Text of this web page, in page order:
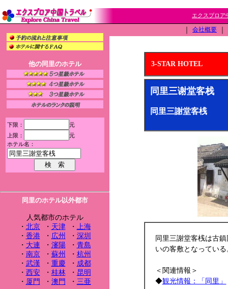
エクスプロア
他の同里のホテル
下限：
元
上限：
元
ホテル名：
同里のホテル以外都市
人気都市のホテル
・ 北京・ 天津・ 上海
・ 香港・ 広州 ・ 深圳
・ 大連 ・ 瀋陽・ 青島
・ 南京・ 蘇州 ・ 杭州
・ 武漢 ・ 重慶 ・ 成都
・ 西安・ 桂林・ 昆明
・ 厦門 ・ 澳門 ・ 三亜
会社概要
3-STAR HOTEL
同里三谢堂客栈
同里三謝堂客桟
同里三謝堂客桟は古
いの客敷となっている
＜関連情報＞
◆観光情報：「同里」